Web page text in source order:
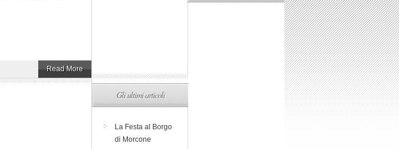
Read More
Gli ultimi articoli
La Festa al Borgo
di Morcone